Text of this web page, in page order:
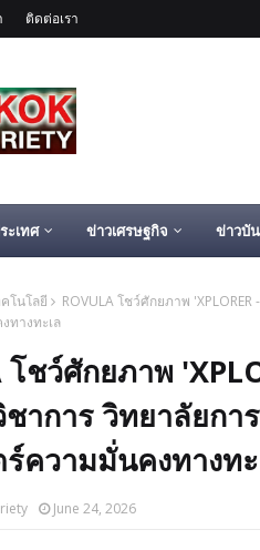
ติดต่อเรา
ะเทศ ข่าวเศรษฐกิจ ข่าวบั
โนโลยี
ROVULA โชว์ศักยภาพ
ทางทะเล
โชว์ศักยภาพ
าการ วิทยาลัยกา
ความมั่นคงทางทะ
June 24, 2026